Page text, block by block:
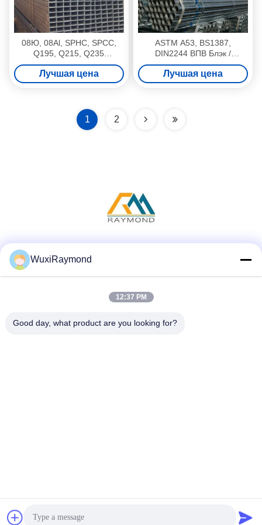
08Ю, 08Al, SPHC, SPCC,
Q195, Q215, Q235
оцинкованная / нефти с
покрытием сварные
стальные трубы / трубы
Лучшая цена
ASTM A53, BS1387,
DIN2244 ВПВ Блэк /
оцинкованная / нефти с
покрытием ГБ сварные
стальные трубы / трубки
Лучшая цена
1 2
Социальные сети
Доставщик. 2011-2025 Wuxi Raymond Steel Co., Ltd. Все. Все
WuxiRaymond
12:37 PM
Good day, what product are you looking for?